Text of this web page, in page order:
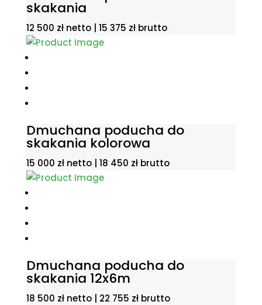
skakania
12 500 zł netto | 15 375 złbrutto
Dmuchana poducha do
skakania kolorowa
15 000 zł netto | 18 450 złbrutto
Dmuchana poducha do
skakania 12x6m
18 500 zł netto | 22 755 złbrutto